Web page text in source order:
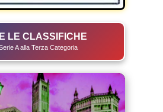
LE CLASSIFICHE
A alla Terza Categoria